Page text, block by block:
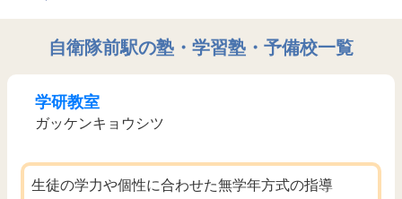
自衛隊前駅の塾・学習塾・予備校一覧
学研教室
ガッケンキョウシツ
生徒の学力や個性に合わせた無学年方式の指導